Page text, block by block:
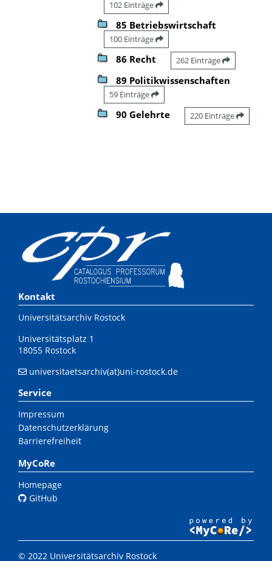
102 Einträge
85 Betriebswirtschaft
100 Einträge
86 Recht 262 Einträge
89 Politikwissenschaften
59 Einträge
90 Gelehrte 220 Einträge
Kontakt
Universitätsarchiv Rostock
Universitätsplatz 1
18055 Rostock
universitaetsarchiv(at)uni-rostock.de
Service
Impressum
Datenschutzerklärung
Barrierefreiheit
MyCoRe
Homepage
GitHub
© 2022 Universitätsarchiv Rostock